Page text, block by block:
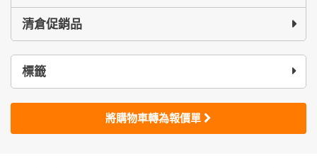
清倉促銷品
標籤
將購物車轉為報價單